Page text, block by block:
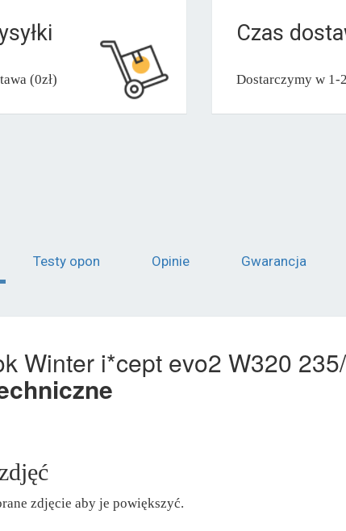
(0zł)
Czas
Dostarczymy w 1-
Testy opon Opinie Gwarancja
Winter i*cept evo2 W320
zdjęcie aby je powiększyć.